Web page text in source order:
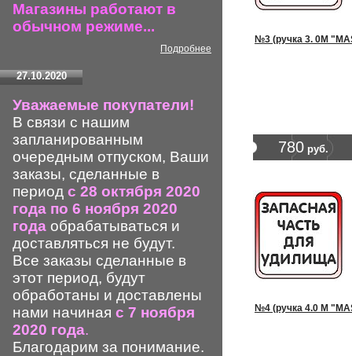
Магазины работают в
обычном режиме...
Подробнее
27.10.2020
Уважаемые покупатели!
В связи с нашим
запланированным
очередным отпуском, Ваши
заказы, сделанные в
период с 28 октября 2020
года по 6 ноября 2020
года обрабатываться и
доставляться не будут.
Все заказы сделанные в
этот период, будут
обработаны и доставлены
нами начиная с 7 ноября
2020 года.
Благодарим за понимание.
№3 (ручка 3. 0М
780 руб.
№4 (ручка 4.0 М